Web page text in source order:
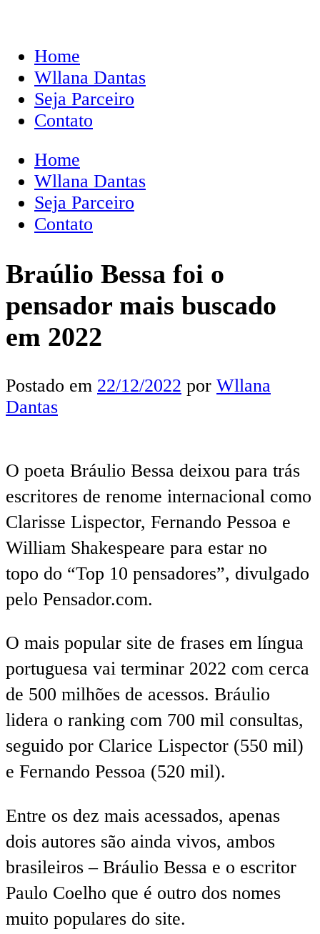
Home
Wllana Dantas
Seja Parceiro
Contato
Home
Wllana Dantas
Seja Parceiro
Contato
Braúlio Bessa foi o
pensador mais buscado
em 2022
Postado em 22/12/2022 por Wllana
Dantas
O poeta Bráulio Bessa deixou para trás
escritores de renome internacional como
Clarisse Lispector, Fernando Pessoa e
William Shakespeare para estar no
topo do “Top 10 pensadores”, divulgado
pelo Pensador.com.
O mais popular site de frases em língua
portuguesa vai terminar 2022 com cerca
de 500 milhões de acessos. Bráulio
lidera o ranking com 700 mil consultas,
seguido por Clarice Lispector (550 mil)
e Fernando Pessoa (520 mil).
Entre os dez mais acessados, apenas
dois autores são ainda vivos, ambos
brasileiros – Bráulio Bessa e o escritor
Paulo Coelho que é outro dos nomes
muito populares do site.